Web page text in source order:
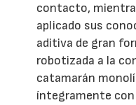
contacto,
aplicado sus
aditiva de gran
robotizada a la
catamarán
íntegramente con